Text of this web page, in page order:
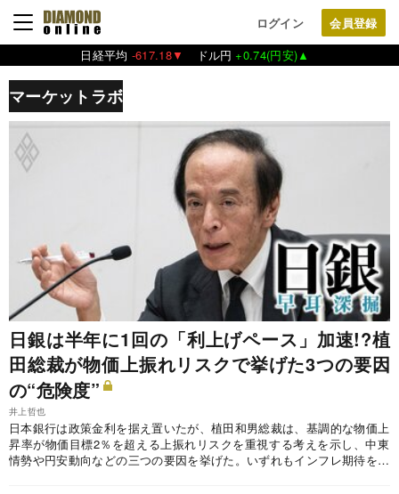
ログイン
日経平均 -617.18▼ ドル円 +0.74(円安)▲
マーケットラボ
日銀は半年に1回の「利上げペース」加速!?植
田総裁が物価上振れリスクで挙げた3つの要因
の“危険度”
井上哲也
日本銀行は政策金利を据え置いたが、植田和男総裁は、基調的な物価上
昇率が物価目標2％を超える上振れリスクを重視する考えを示し、中東
情勢や円安動向などの三つの要因を挙げた。いずれもインフレ期待を高